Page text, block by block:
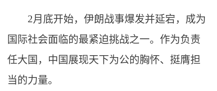
2月底开始，伊朗战事爆发并延宕，成为
国际社会面临的最紧迫挑战之一。作为负责
任大国，中国展现天下为公的胸怀、挺膺担
当的力量。